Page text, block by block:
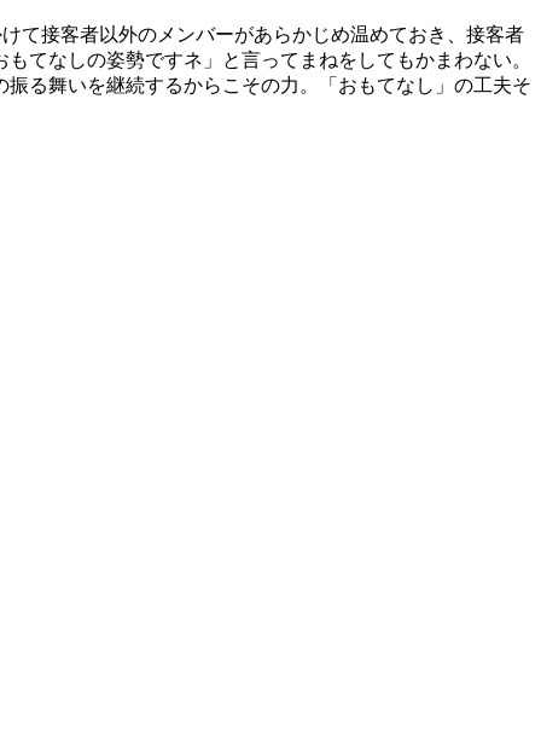
て接客者以外のメンバーがあらかじめ温めておき、接客者
てなしの姿勢ですネ」と言ってまねをしてもかまわない。
る舞いを継続するからこその力。「おもてなし」の工夫そ